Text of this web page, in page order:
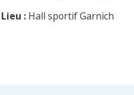
Lieu : Hall sportif Garnich